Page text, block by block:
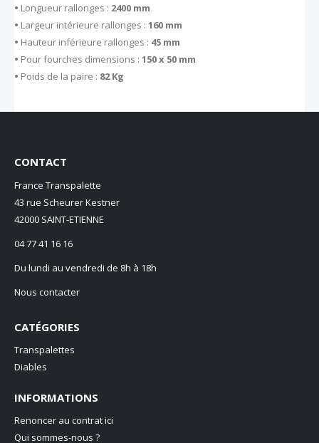
• Longueur rallonges : 2400 mm
• Largeur intérieure rallonges : 160 mm
• Hauteur inférieure rallonges : 45 mm
• Pour fourches dimensions : 150 x 50 mm
• Poids de la paire : 82 Kg
CONTACT
France Transpalette
43 rue Scheurer Kestner
42000 SAINT-ETIENNE
04 77 41 16 16
Du lundi au vendredi de 8h à 18h
Nous contacter
CATÉGORIES
Transpalettes
Diables
INFORMATIONS
Renoncer au contrat ici
Qui sommes-nous ?